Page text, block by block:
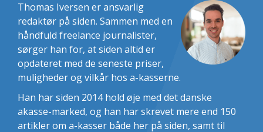
Thomas Iversen er ansvarlig
redaktør på siden. Sammen med en
håndfuld freelance journalister,
sørger han for, at siden altid er
opdateret med de seneste priser,
muligheder og vilkår hos a-kasserne.
Han har siden 2014 hold øje med det danske
akasse-marked, og han har skrevet mere end 150
artikler om a-kasser både her på siden, samt til